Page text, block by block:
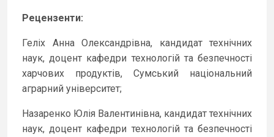
Рецензенти:
Геліх Анна Олександрівна, кандидат технічних
наук, доцент кафедри технологій та безпечності
харчових продуктів, Сумський національний
аграрний університет;
Назаренко Юлія Валентинівна, кандидат технічних
наук, доцент кафедри технологій та безпечності